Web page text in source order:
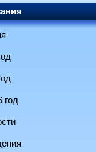
год